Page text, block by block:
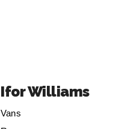
Ifor Williams
Vans